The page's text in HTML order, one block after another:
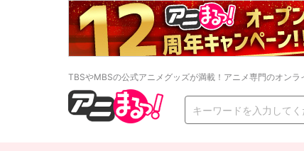
TBSやMBSの公式アニメグッズが満載！アニメ専門のオンラ